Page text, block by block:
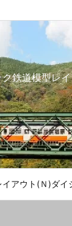
鉄道模型レ
アウト(Ｎ)ダイ